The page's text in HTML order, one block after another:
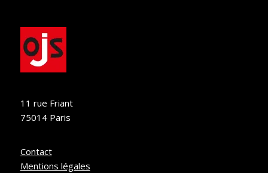
11 rue Friant
75014 Paris
Contact
Mentions légales